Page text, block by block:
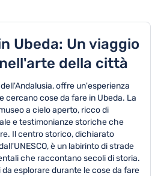
Ubeda: Un viaggio
della città
offre un'esperienza
cercano cose da fare in Ubeda. La
a cielo aperto, ricco di
e testimonianze storiche che
Il centro storico, dichiarato
è un labirinto di strade
che raccontano secoli di storia.
esplorare durante le cose da fare